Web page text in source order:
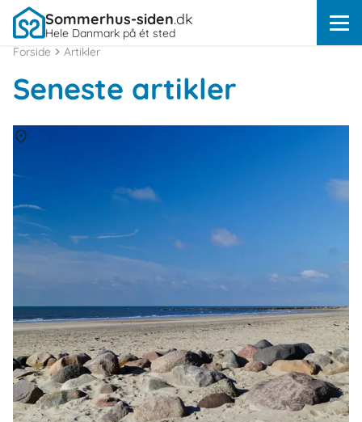
Sommerhus-siden.dk
Hele Danmark på ét sted
Forside
Artikler
Seneste artikler